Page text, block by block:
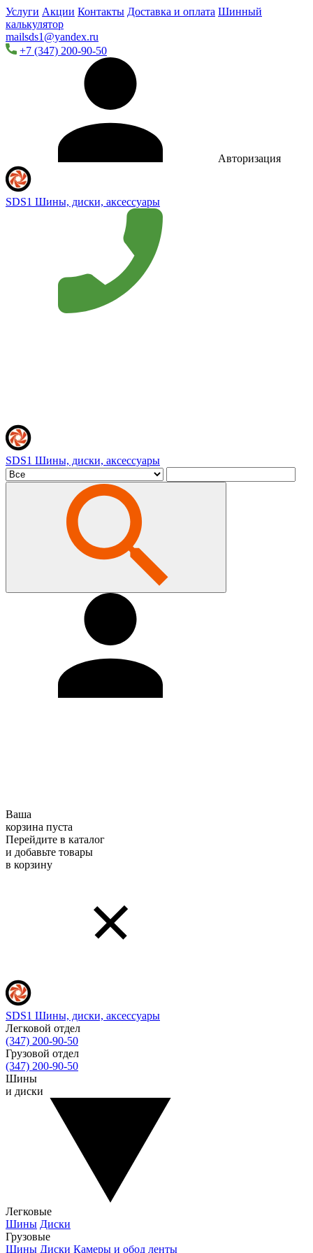
Услуги Акции Контакты Доставка и оплата Шинный
калькулятор
mailsds1@yandex.ru
+7 (347) 200-90-50
Авторизация
SDS1 Шины, диски, аксессуары
SDS1 Шины, диски, аксессуары
Ваша
корзина пуста
Перейдите в каталог
и добавьте товары
в корзину
SDS1 Шины, диски, аксессуары
Легковой отдел
(347) 200-90-50
Грузовой отдел
(347) 200-90-50
Шины
и диски
Легковые
Шины Диски
Грузовые
Шины Диски Камеры и обод ленты